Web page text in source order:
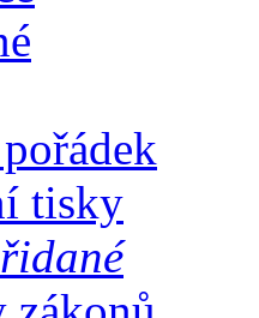
tisky